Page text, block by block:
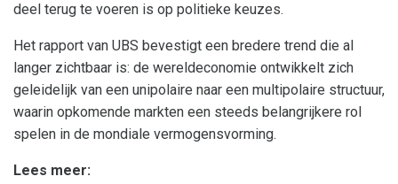
deel terug te voeren is op politieke keuzes.
Het rapport van UBS bevestigt een bredere trend die al
langer zichtbaar is: de wereldeconomie ontwikkelt zich
geleidelijk van een unipolaire naar een multipolaire structuur,
waarin opkomende markten een steeds belangrijkere rol
spelen in de mondiale vermogensvorming.
Lees meer: